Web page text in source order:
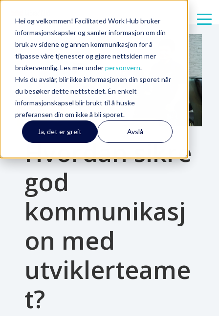
Hei og velkommen! Facilitated Work Hub bruker
informasjonskapsler og samler informasjon om din
bruk av sidene og annen kommunikasjon for å
tilpasse våre tjenester og gjøre nettsiden mer
brukervennlig. Les mer underpersonvern.
Hvis du avslår, blir ikke informasjonen din sporet når
du besøker dette nettstedet. Én enkelt
informasjonskapsel blir brukt til å huske
preferansen din om ikke å bli sporet.
Ja, det er greit Avslå
5 min read
Hvordan sikre
god
kommunikasj
on med
utviklerteame
t?